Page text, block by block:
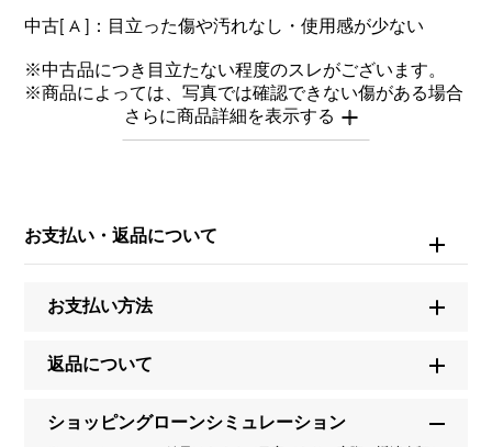
中古[ A ]：目立った傷や汚れなし・使用感が少ない
※中古品につき目立たない程度のスレがございます。
※商品によっては、写真では確認できない傷がある場合
もございます。
※詳細はお問い合わせください。
W228836
商品名
スーパーオーシャン ヘリテージ B01 クロノグラフ 44
ブランド名
お支払い・返品について
お支払い方法
返品について
ショッピングローンシミュレーション